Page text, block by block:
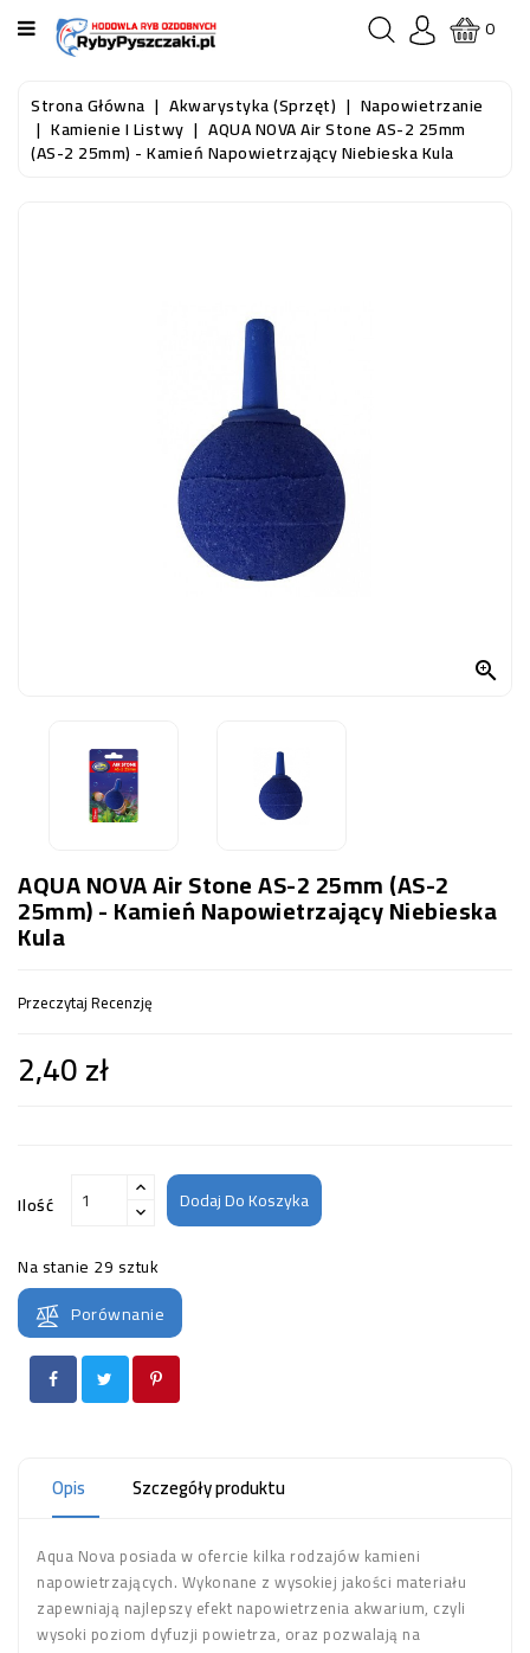
KATEGORIA
STRONA
GŁÓWNA
0
Strona Główna Akwarystyka (sprzęt) Napowietrzanie
Kamienie I Listwy AQUA NOVA Air Stone AS-2 25mm
(AS-2 25mm) - Kamień Napowietrzający Niebieska Kula

AQUA NOVA Air Stone AS-2 25mm (AS-2
25mm) - Kamień Napowietrzający Niebieska
Kula
Przeczytaj Recenzję
2,40 zł
Ilość Dodaj Do Koszyka
Na stanie 29 sztuk
Porównanie
Opis Szczegóły produktu
Aqua Nova posiada w ofercie kilka rodzajów kamieni
napowietrzających. Wykonane z wysokiej jakości materiału
zapewniają najlepszy efekt napowietrzenia akwarium, czyli
wysoki poziom dyfuzji powietrza, oraz pozwalają na